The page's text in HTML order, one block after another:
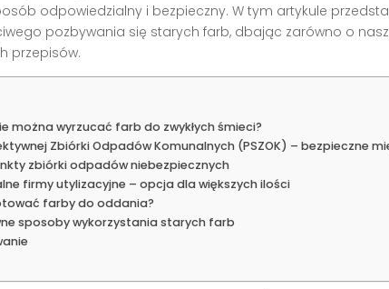
odpowiedzialny i bezpieczny. W tym artykule
pozbywania się starych farb, dbając zarówno o
przepisów.
można wyrzucać farb do zwykłych śmieci?
Zbiórki Odpadów Komunalnych (PSZOK) – bezpieczne
zbiórki odpadów niebezpiecznych
firmy utylizacyjne – opcja dla większych ilości
farby do oddania?
sposoby wykorzystania starych farb